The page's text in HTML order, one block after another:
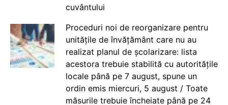
cuvântului
Proceduri noi de reorganizare pentru
unitățile de învățământ care nu au
realizat planul de școlarizare: lista
acestora trebuie stabilită cu autoritățile
locale până pe 7 august, spune un
ordin emis miercuri, 5 august / Toate
măsurile trebuie încheiate până pe 24